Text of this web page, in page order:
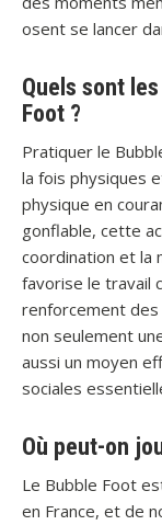
osent se lancer
Quels sont
Foot ?
Pratiquer le
la fois physiques
physique en
gonflable, cette
coordination et la
favorise le travail
renforcement des
non seulement
aussi un moyen
sociales
Où peut-on
Le Bubble Foot
en France, et de